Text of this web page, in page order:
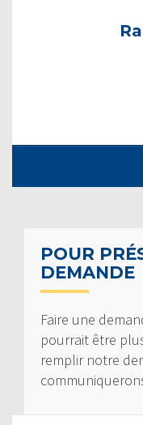
POUR
DEMANDE
Faire une
pourrait être
remplir notre